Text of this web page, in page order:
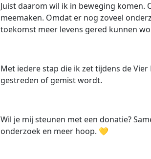
Juist daarom wil ik in beweging
meemaken. Omdat er nog zoveel
toekomst meer levens gered kunnen
Met iedere stap die ik zet tijdens de
gestreden of gemist wordt.
Wil je mij steunen met een donatie?
onderzoek en meer hoop. 💛